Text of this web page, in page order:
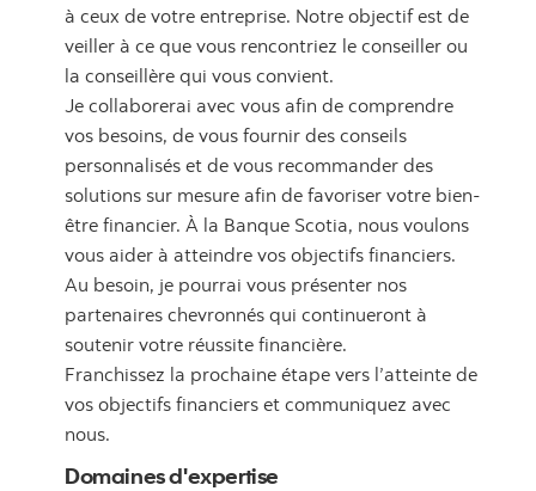
à ceux de votre entreprise. Notre objectif est de
veiller à ce que vous rencontriez le conseiller ou
la conseillère qui vous convient.
Je collaborerai avec vous afin de comprendre
vos besoins, de vous fournir des conseils
personnalisés et de vous recommander des
solutions sur mesure afin de favoriser votre bien-
être financier. À la Banque Scotia, nous voulons
vous aider à atteindre vos objectifs financiers.
Au besoin, je pourrai vous présenter nos
partenaires chevronnés qui continueront à
soutenir votre réussite financière.
Franchissez la prochaine étape vers l’atteinte de
vos objectifs financiers et communiquez avec
nous.
Domaines d'expertise